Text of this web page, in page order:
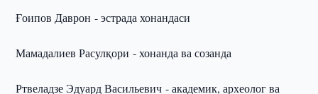
Ғоипов Даврон - эстрада хонандаси
Мамадалиев Расулқори - хонанда ва созанда
Ртвеладзе Эдуард Васильевич - академик, археолог ва